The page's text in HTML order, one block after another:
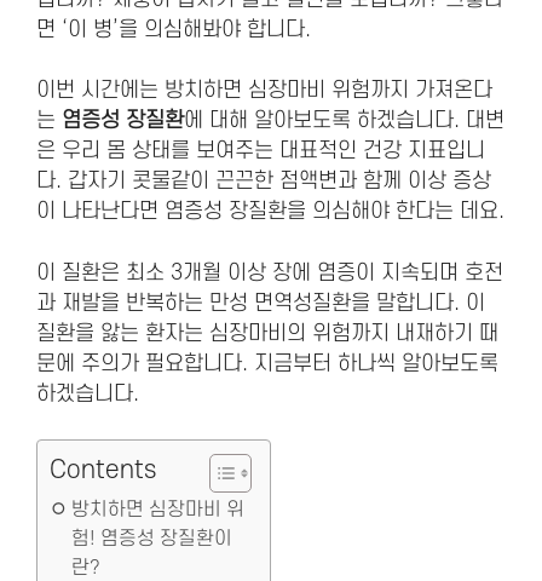
면 ‘이 병’을 의심해봐야 합니다.
이번 시간에는 방치하면 심장마비 위험까지 가져온다
는 염증성 장질환에 대해 알아보도록 하겠습니다. 대변
은 우리 몸 상태를 보여주는 대표적인 건강 지표입니
다. 갑자기 콧물같이 끈끈한 점액변과 함께 이상 증상
이 나타난다면 염증성 장질환을 의심해야 한다는 데요.
이 질환은 최소 3개월 이상 장에 염증이 지속되며 호전
과 재발을 반복하는 만성 면역성질환을 말합니다. 이
질환을 앓는 환자는 심장마비의 위험까지 내재하기 때
문에 주의가 필요합니다. 지금부터 하나씩 알아보도록
하겠습니다.
Contents
방치하면 심장마비 위
험! 염증성 장질환이
란?